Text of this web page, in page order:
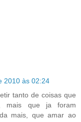
2010 às 02:24
tanto de coisas que
mais que ja foram
mais, que amar ao